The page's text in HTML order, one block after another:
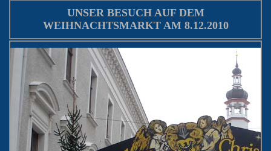
UNSER BESUCH AUF DEM
WEIHNACHTSMARKT AM 8.12.2010